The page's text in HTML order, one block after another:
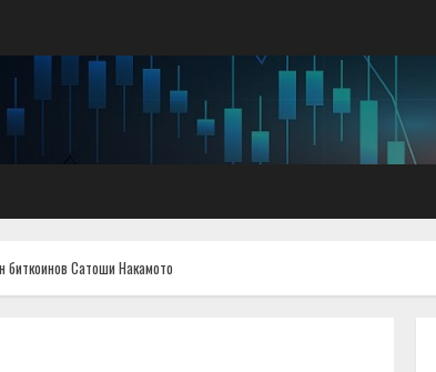
Сатоши Накамото